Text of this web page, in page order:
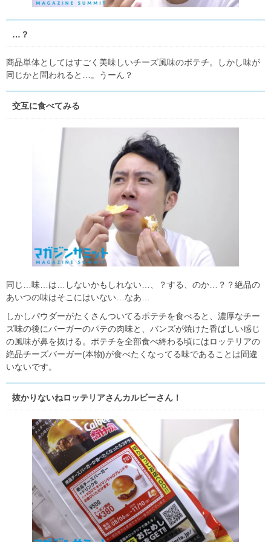
…？
商品単体としてはすごく美味しいチーズ風味のポテチ。しかし味が
同じかと問われると…。うーん？
交互に食べてみる
同じ…味…は…しないかもしれない…、？する、のか…？？絶品の
あいつの味はそこにはいない…なあ…
しかしパウダーがたくさんついてるポテチを食べると、濃厚なチー
ズ味の後にバーガーのパテの肉味と、バンズが焼けた香ばしい感じ
の風味が鼻を抜ける。ポテチを全部食べ終わる頃にはロッテリアの
絶品チーズバーガー(本物)が食べたくなってる味であることは間違
いないです。
抜かりないねロッテリアさんカルビーさん！